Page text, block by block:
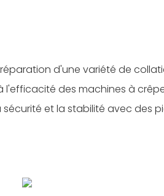
d'une variété de
des machines à
et la stabilité avec des